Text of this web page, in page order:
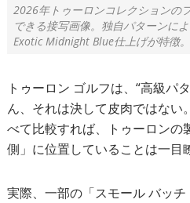
2026年トゥーロンコレクションの
できる接写画像。独自パターンに
Exotic Midnight Blue仕上げが特徴。
トゥーロン ゴルフは、“高級パ
ん、それは決して皮肉ではない
べて比較すれば、トゥーロンの
側」に位置していることは一目
実際、一部の「スモール バッ